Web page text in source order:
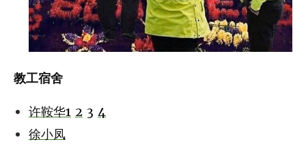
教工宿舍
许鞍华1 2 3 4
徐小凤